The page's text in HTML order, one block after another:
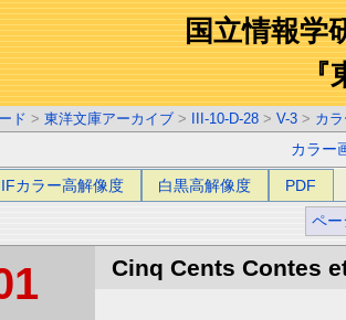
国立情報学
『
ド > 東洋文庫アーカイブ > III-10-D-28 > V-3 > カ
カラー
カラー高解像度 白黒高解像度 PDF
ペー
Cinq Cents Contes